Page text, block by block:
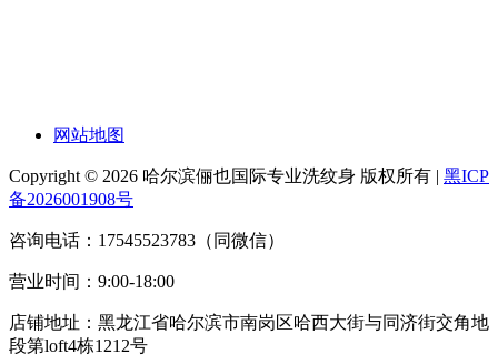
网站地图
Copyright © 2026 哈尔滨俪也国际专业洗纹身 版权所有 | 黑ICP
备2026001908号
咨询电话：17545523783（同微信）
营业时间：9:00-18:00
店铺地址：黑龙江省哈尔滨市南岗区哈西大街与同济街交角地
段第loft4栋1212号